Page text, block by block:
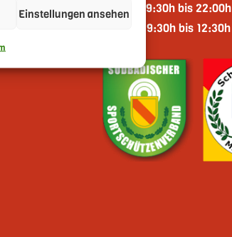
Einstellungen ansehenFreitag - 19:30h bis 22:00h
Sonntag - 9:30h bis 12:30h